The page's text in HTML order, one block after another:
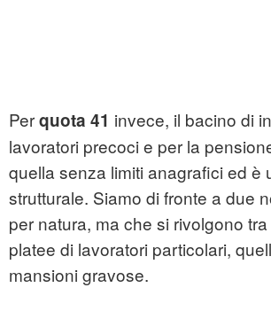
Perquota 41 invece, il bacino di
lavoratori precoci e per la
quella senza limiti anagrafici ed è
strutturale. Siamo di fronte a due
per natura, ma che si rivolgono
platee di lavoratori particolari,
mansioni gravose.